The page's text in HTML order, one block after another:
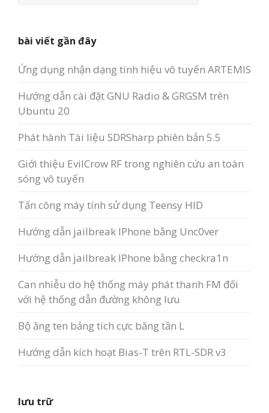
bài viết gần đây
Ứng dụng nhận dạng tính hiệu vô tuyến ARTEMIS
Hướng dẫn cài đặt GNU Radio & GRGSM trên
Ubuntu 20
Phát hành Tài liệu SDRSharp phiên bản 5.5
Giới thiệu EvilCrow RF trong nghiên cứu an toàn
sóng vô tuyến
Tấn công máy tính sử dụng Teensy HID
Hướng dẫn jailbreak IPhone bằng Unc0ver
Hướng dẫn jailbreak IPhone bằng checkra1n
Can nhiễu do hệ thống máy phát thanh FM đối
với hệ thống dẫn đường không lưu
Bộ ăng ten bảng tích cực băng tần L
Hướng dẫn kích hoạt Bias-T trên RTL-SDR v3
lưu trữ